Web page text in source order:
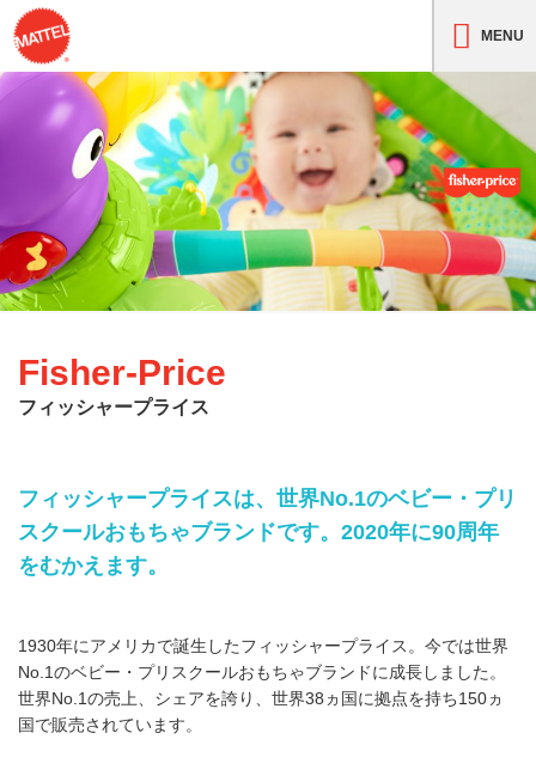
MENU
Fisher-Price
フィッシャープライス
フィッシャープライスは、世界No.1のベビー・プリ
スクールおもちゃブランドです。2020年に90周年
をむかえます。
1930年にアメリカで誕生したフィッシャープライス。今では世界
No.1のベビー・プリスクールおもちゃブランドに成長しました。
世界No.1の売上、シェアを誇り、世界38ヵ国に拠点を持ち150ヵ
国で販売されています。